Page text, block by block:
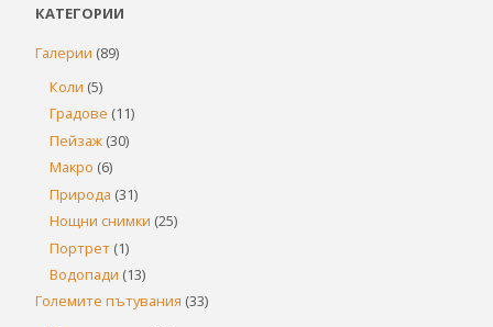
КАТЕГОРИИ
Галерии (89)
Коли (5)
Градове (11)
Пейзаж (30)
Макро (6)
Природа (31)
Нощни снимки (25)
Портрет (1)
Водопади (13)
Големите пътувания (33)